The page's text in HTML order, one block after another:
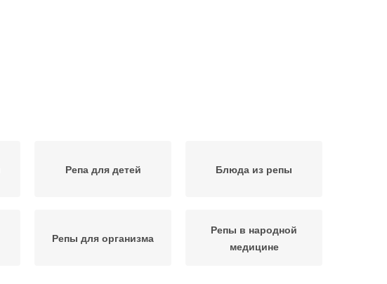
Репа для детей Блюда из репы
Репы для организма
Репы в народной
медицине